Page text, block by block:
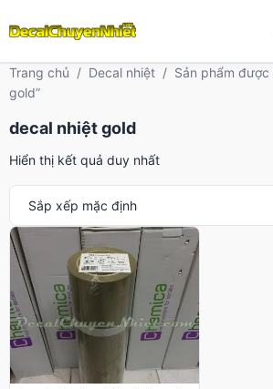
Trang chủ / Decal nhiệt / Sản phẩm
gold”
decal nhiệt gold
Hiển thị kết quả duy nhất